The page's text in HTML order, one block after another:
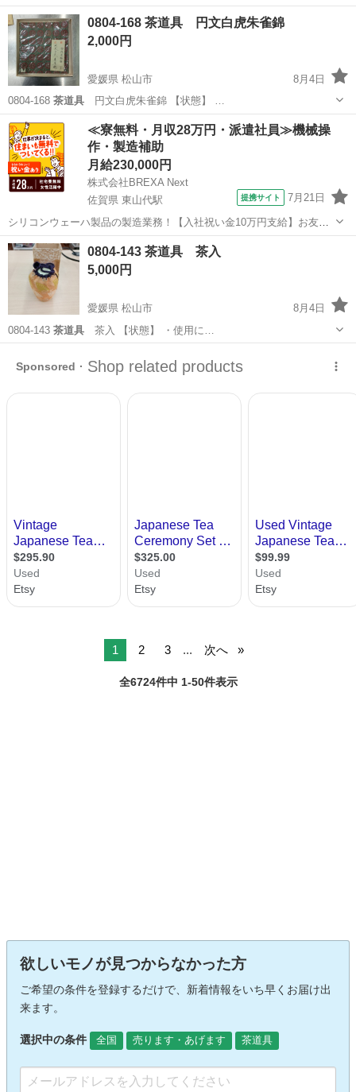
愛媛 松山市 茶入
0804-168 茶道具 円文白虎朱雀錦
2,000円
愛媛県 松山市
8月4日
0804-168 茶道具 円文白虎朱雀錦 【状態】 …
愛媛 松山市 その他 白虎
≪寮無料・月収28万円・派遣社員≫機械操
作・製造補助
月給230,000円
株式会社BREXA Next
佐賀県 東山代駅
提携サイト 7月21日
シリコンウェーハ製品の製造業務！【入社祝い金10万円支給】お友達
やカップルとの応募OK◎年間休日129日＆休出なしでプライベート充
実♪業務はクリーンルームで快適作業◎自社正社員登用制度あり★1食
300円～の格安食堂あり！《佐...
佐賀 伊万里市 東山代駅 その他
0804-143 茶道具 茶入
5,000円
愛媛県 松山市
8月4日
0804-143 茶道具 茶入 【状態】 ・使用に…
1 2 3 ... 次へ
全6724件中 1-50件表示
欲しいモノが見つからなかった方
ご希望の条件を登録するだけで、新着情報をいち早くお届け出
来ます。
選択中の条件 全国 売ります・あげます 茶道具